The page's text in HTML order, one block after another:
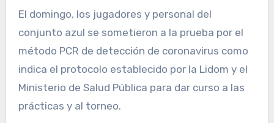
El domingo, los jugadores y personal del
conjunto azul se sometieron a la prueba por el
método PCR de detección de coronavirus como
indica el protocolo establecido por la Lidom y el
Ministerio de Salud Pública para dar curso a las
prácticas y al torneo.